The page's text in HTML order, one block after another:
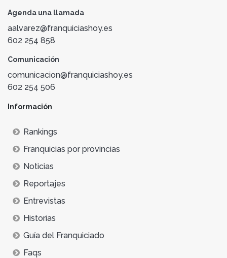
Agenda una llamada
aalvarez@franquiciashoy.es
602 254 858
Comunicación
comunicacion@franquiciashoy.es
602 254 506
Información
Rankings
Franquicias por provincias
Noticias
Reportajes
Entrevistas
Historias
Guía del Franquiciado
Faqs